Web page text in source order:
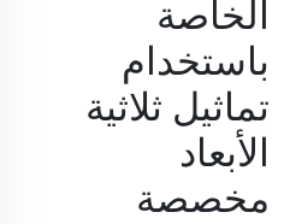
الخاصة
باستخدام
تماثيل ثلاثية
الأبعاد
مخصصة